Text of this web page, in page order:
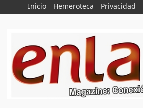
Inicio Hemeroteca Privacidad